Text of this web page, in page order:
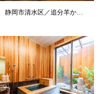
静岡市清水区／追分羊かん本店